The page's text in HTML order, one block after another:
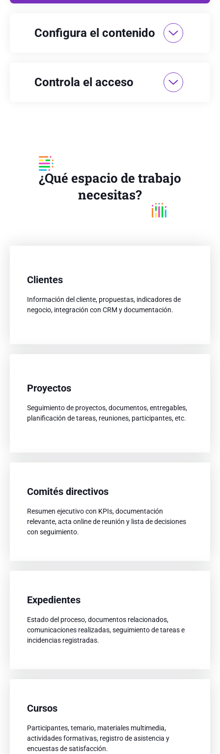
Configura el contenido
Controla el acceso
¿Qué espacio de trabajo
necesitas?
Clientes
Información del cliente, propuestas, indicadores de
negocio, integración con CRM y documentación.
Clientes
Información del cliente, propuestas, indicadores de
negocio, integración con CRM y documentación.
Proyectos
Seguimiento de proyectos, documentos, entregables,
planificación de tareas, reuniones, participantes, etc.
Proyectos
Seguimiento de proyectos, documentos, entregables,
planificación de tareas, reuniones, participantes, etc.
Comités directivos
Resumen ejecutivo con KPIs, documentación
relevante, acta online de reunión y lista de decisiones
con seguimiento.
Comités directivos
Resumen ejecutivo con KPIs, documentación
relevante, acta online de reunión y lista de decisiones
con seguimiento.
Expedientes
Estado del proceso, documentos relacionados,
comunicaciones realizadas, seguimiento de tareas e
incidencias registradas.
Expedientes
Estado del proceso, documentos relacionados,
comunicaciones realizadas, seguimiento de tareas e
incidencias registradas.
Cursos
Participantes, temario, materiales multimedia,
actividades formativas, registro de asistencia y
encuestas de satisfacción.
Cursos
Participantes, temario, materiales multimedia,
actividades formativas, registro de asistencia y
encuestas de satisfacción.